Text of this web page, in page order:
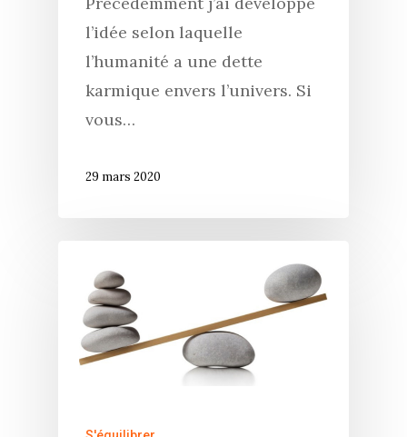
l’idée selon laquelle
l’humanité a une dette
karmique envers l’univers. Si
vous…
29 mars 2020